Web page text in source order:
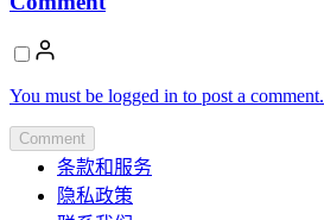
You must be logged in to post a comment.
Comment
条款和服务
隐私政策